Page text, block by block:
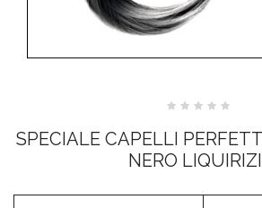
5
SPECIALE CAPELLI
NERO